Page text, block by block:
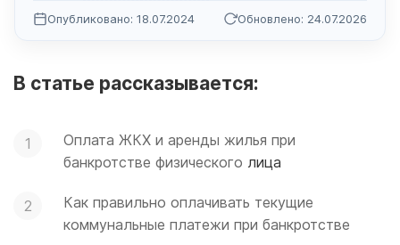
Опубликовано: 18.07.2024
Обновлено: 24.07.2026
В статье рассказывается:
Оплата ЖКХ и аренды жилья при
банкротстве физического лица
Как правильно оплачивать текущие
коммунальные платежи при банкротстве